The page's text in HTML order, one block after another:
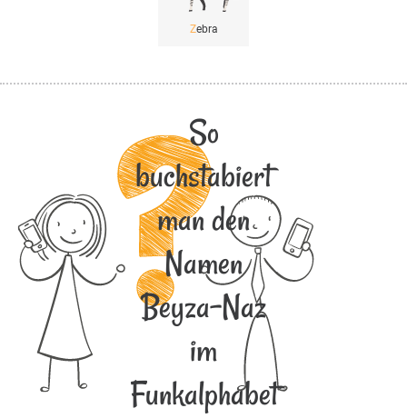
Zebra
So
buchstabiert
man den
Namen
Beyza-Naz
im
Funkalphabet